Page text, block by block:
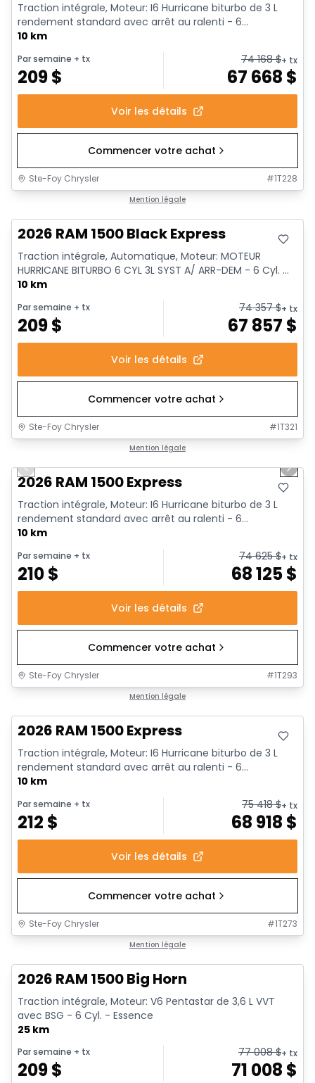
Traction intégrale, Moteur: I6 Hurricane biturbo de 3 L
rendement standard avec arrêt au ralenti - 6...
10 km
Par semaine + tx
209$
74 168$+ tx
67 668 $
Voir les détails
Commencer votre achat
Ste-Foy Chrysler #1T228
Mention légale
2026 RAM 1500 Black Express
Traction intégrale, Automatique, Moteur: MOTEUR
HURRICANE BITURBO 6 CYL 3L SYST A/ ARR-DEM - 6 Cyl. ...
10 km
Par semaine + tx
209$
74 357$+ tx
67 857 $
Voir les détails
Commencer votre achat
Ste-Foy Chrysler #1T321
Mention légale
Previous slide Next
2026 RAM 1500 Express
Traction intégrale, Moteur: I6 Hurricane biturbo de 3 L
rendement standard avec arrêt au ralenti - 6...
10 km
Par semaine + tx
210$
74 625$+ tx
68 125$
Voir les détails
Commencer votre achat
Ste-Foy Chrysler #1T293
Mention légale
2026 RAM 1500 Express
Traction intégrale, Moteur: I6 Hurricane biturbo de 3 L
rendement standard avec arrêt au ralenti - 6...
10 km
Par semaine + tx
212 $
75 418$+ tx
68 918 $
Voir les détails
Commencer votre achat
Ste-Foy Chrysler #1T273
Mention légale
2026 RAM 1500 Big Horn
Traction intégrale, Moteur: V6 Pentastar de 3,6 L VVT
avec BSG - 6 Cyl. - Essence
25 km
Par semaine + tx
209$
77 008$+ tx
71 008 $